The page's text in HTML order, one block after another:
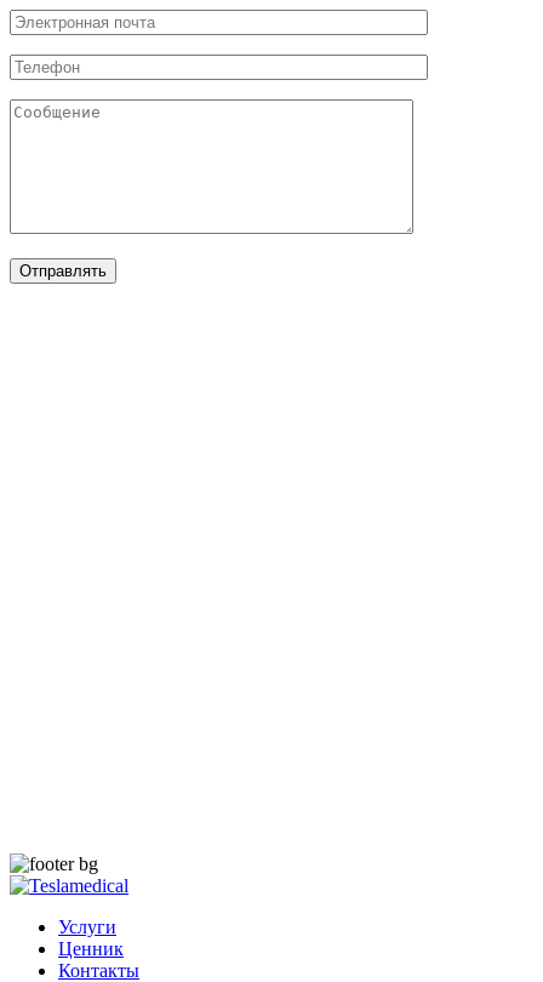
Услуги
Ценник
Контакты